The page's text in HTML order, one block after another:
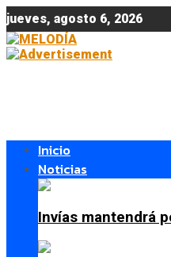
jueves, agosto 6, 2026
Inicio
Noticias
Invías mantendrá